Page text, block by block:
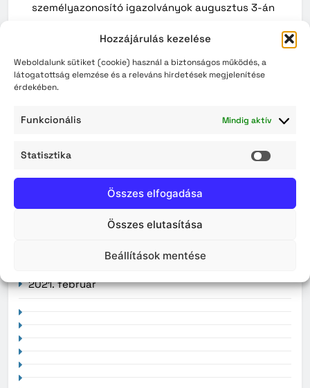
Hozzájárulás kezelése
Weboldalunk sütiket (cookie) használ a biztonságos működés, a
látogatottság elemzése és a releváns hirdetések megjelenítése
érdekében.
Funkcionális Mindig aktív
Statisztika
Összes elfogadása
Összes elutasítása
Beállítások mentése
személyazonosító igazolványok augusztus 3-án
Archívum
2026. augusztus
2026. július
2026. május
2021. február